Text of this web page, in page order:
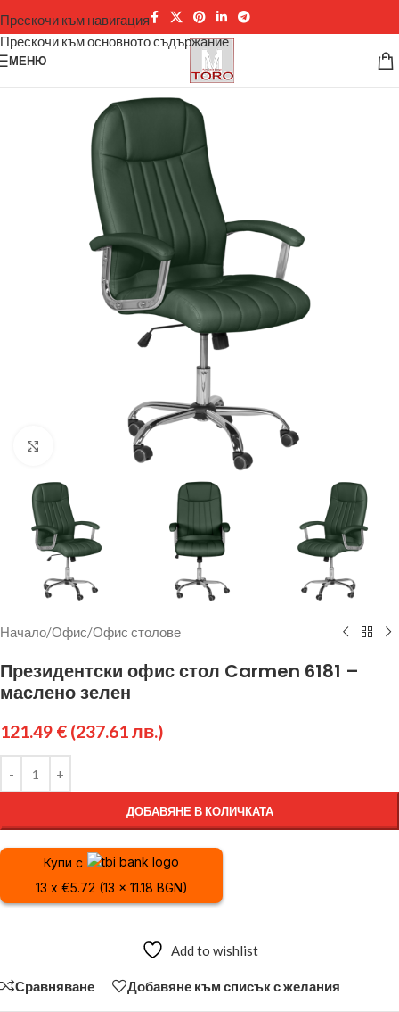
Прескочи към навигация
Прескочи към основното съдържание
МЕНЮ
Щракнете за уголемяване
Начало/Офис/Офис столове
Президентски офис стол Carmen 6181 –
маслено зелен
121.49 € (237.61 лв.)
ДОБАВЯНЕ В КОЛИЧКАТА
Купи с
13 x €5.72 (13 x 11.18 BGN)
Add to wishlist
Сравняване Добавяне към списък с желания